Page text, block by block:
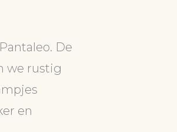
De
we rustig
en